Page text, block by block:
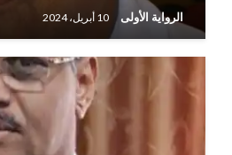
الرواية الأولى 10 أبريل، 2024